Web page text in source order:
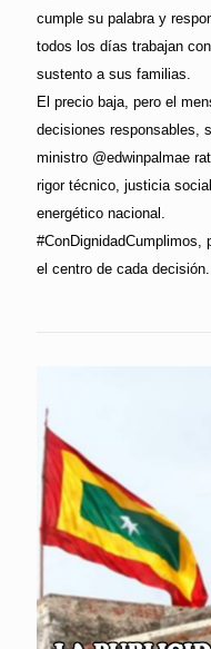
cumple su palabra y
todos los días trabajan
sustento a sus familias.
El precio baja, pero el
decisiones responsables,
ministro @edwinpalmae
rigor técnico, justicia
energético nacional.
#ConDignidadCumplimos,
el centro de cada decisión.